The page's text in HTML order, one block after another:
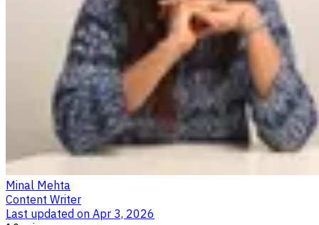
Minal Mehta
Content Writer
Last updated on Apr 3, 2026